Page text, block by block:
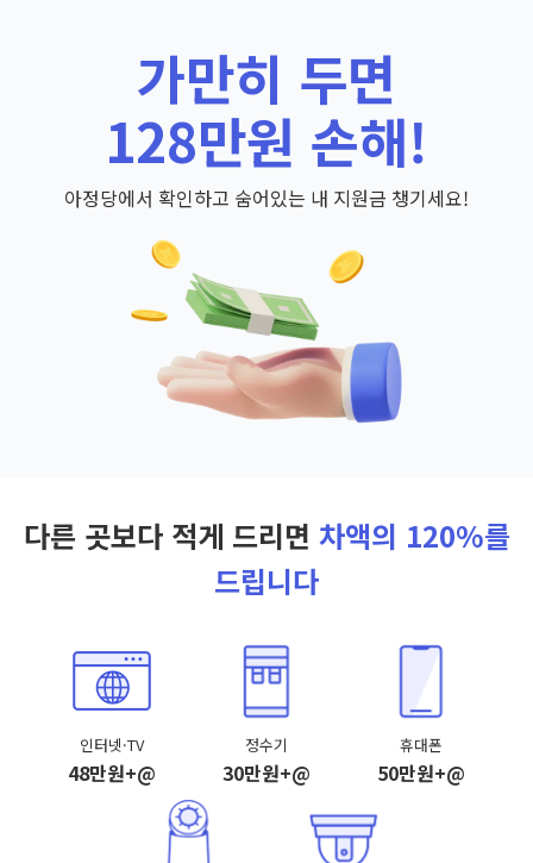
가만히 두면
128만원 손해!
아정당에서 확인하고 숨어있는 내 지원금 챙기세요!
다른 곳보다 적게 드리면 차액의 120%를
드립니다
인터넷·TV
48만원+@
정수기
30만원+@
휴대폰
50만원+@